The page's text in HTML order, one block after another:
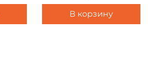
В корзину